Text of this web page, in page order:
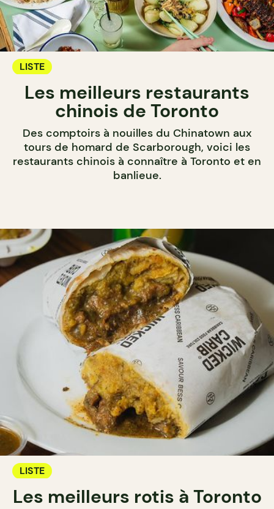
LISTE
Les meilleurs restaurants
chinois de Toronto
Des comptoirs à nouilles du Chinatown aux
tours de homard de Scarborough, voici les
restaurants chinois à connaître à Toronto et en
banlieue.
LISTE
Les meilleurs rotis à Toronto